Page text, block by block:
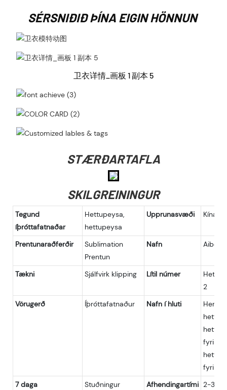
SÉRSNIÐIÐ ÞÍNA EIGIN HÖNNUN
卫衣详情_画板 1 副本 5
STÆRÐARTAFLA
SKILGREININGUR
Tegund
íþróttafatnaðar
Hettupeysa,
hettupeysa
Upprunasvæði Kína,
Prentunaraðferðir
Sublimation
Prentun
Nafn Aibort
Tækni Sjálfvirk klipping Lítil númer
2
Vörugerð
Íþróttafatnaður Nafn í hluti
Herra
fyrir
fyrir
7 daga
Stuðningur Afhendingartími 2-3